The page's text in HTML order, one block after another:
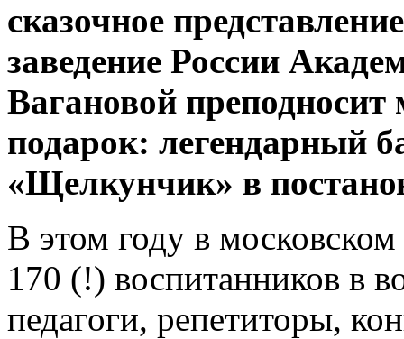
сказочное
заведение России
Вагановой
подарок: легендарный
«Щелкунчик» в
В этом году в
170 (!) воспитанников в
педагоги, репетиторы,